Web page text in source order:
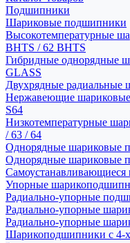
Подшипники
Шариковые подшипники
Высокотемпературные
BHTS / 62 BHTS
Гибридные однорядные
GLASS
Двухрядные
Нержавеющие
S64
Низкотемпературные
/ 63 / 64
Однорядные шариковые
Однорядные шариковые
Упорные
Радиально-упорные
Радиально-упорные
Радиально-упорные
Шарикоподшипники с 4-